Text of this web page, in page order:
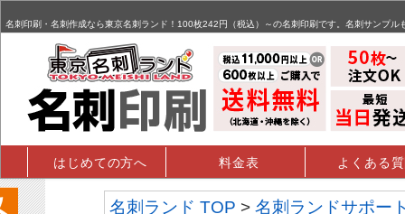
名刺印刷・名刺作成なら東京名刺ランド！100枚242円（税込）～の名刺印刷です。名刺サンプル
はじめての方へ 料金表 よくある
名刺ランド TOP > 名刺ランドサポー